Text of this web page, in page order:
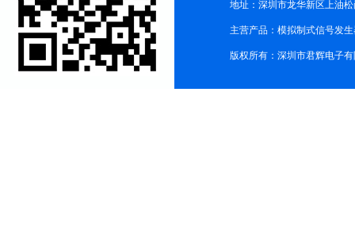
地址：深圳市龙华新区上油松
主营产品：模拟制式信号发
版权所有：深圳市君辉电子